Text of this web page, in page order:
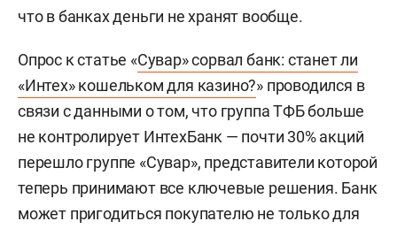
что в банках деньги не хранят вообще.
Опрос к статье «Сувар» сорвал банк: станет ли
«Интех» кошельком для казино?» проводился в
связи с данными о том, что группа ТФБ больше
не контролирует ИнтехБанк — почти 30% акций
перешло группе «Сувар», представители которой
теперь принимают все ключевые решения. Банк
может пригодиться покупателю не только для